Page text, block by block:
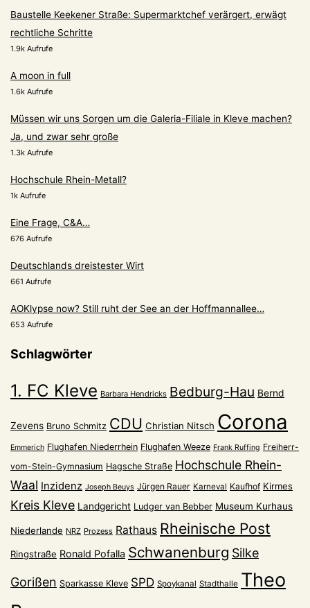
Baustelle Keekener Straße: Supermarktchef verärgert, erwägt
rechtliche Schritte
1.9k Aufrufe
A moon in full
1.6k Aufrufe
Müssen wir uns Sorgen um die Galeria-Filiale in Kleve machen?
Ja, und zwar sehr große
1.3k Aufrufe
Hochschule Rhein-Metall?
1k Aufrufe
Eine Frage, C&A…
676 Aufrufe
Deutschlands dreistester Wirt
661 Aufrufe
AOKlypse now? Still ruht der See an der Hoffmannallee…
653 Aufrufe
Schlagwörter
1. FC Kleve Barbara Hendricks Bedburg-Hau Bernd
Zevens Bruno Schmitz CDU Christian Nitsch Corona
Emmerich Flughafen Niederrhein Flughafen Weeze Frank Ruffing Freiherr-
vom-Stein-Gymnasium Hagsche Straße Hochschule Rhein-
Waal Inzidenz Joseph Beuys Jürgen Rauer Karneval Kaufhof Kirmes
Kreis Kleve Landgericht Ludger van Bebber Museum Kurhaus
Niederlande NRZ Prozess Rathaus Rheinische Post
Ringstraße Ronald Pofalla Schwanenburg Silke
Gorißen Sparkasse Kleve SPD Spoykanal Stadthalle Theo